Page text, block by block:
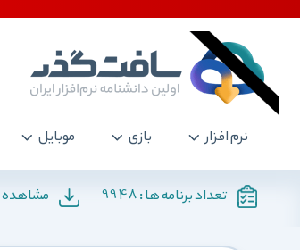
نرم افزار بازی موبایل
تعداد برنامه ها :9948 مشاهده